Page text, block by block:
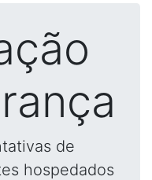
de
hospedados